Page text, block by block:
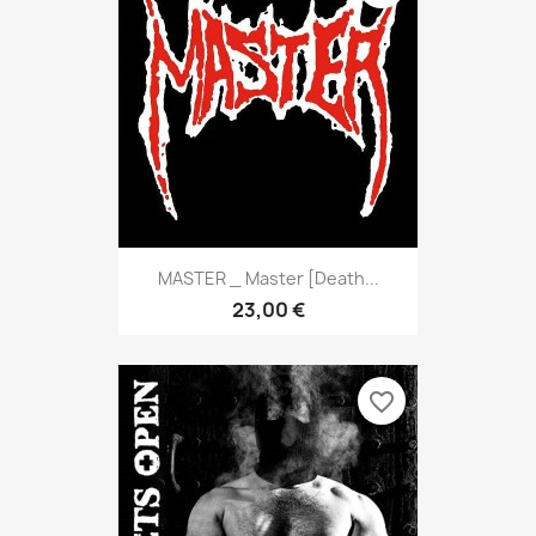
MASTER _ Master [Death...
23,00 €
favorite_border